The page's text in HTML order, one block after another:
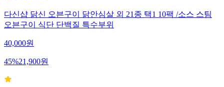
다신샵 닭신 오븐구이 닭안심살 외 21종 택1 10팩 /소스 스팀
오븐구이 식단 단백질 특수부위
40,000원
45%21,900원